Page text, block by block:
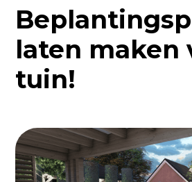
laten maken
tuin!